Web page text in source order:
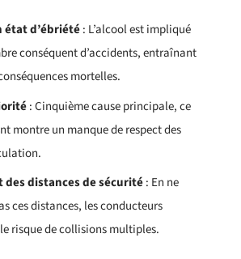
état d’ébriété: L’alcool est impliqué
conséquent d’accidents, entraînant
mortelles.
: Cinquième cause principale, ce
montre un manque de respect des
des distances de sécurité: En ne
ces distances, les conducteurs
risque de collisions multiples.